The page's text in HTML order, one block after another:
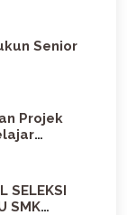
Senior
Projek
SELEKSI
SMK